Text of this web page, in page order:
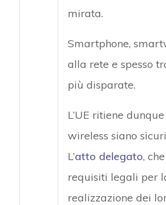
mirata.
Smartphone,
alla rete e spesso
più disparate.
L’UE ritiene
wireless siano
L’atto delegato,
requisiti legali per
realizzazione dei